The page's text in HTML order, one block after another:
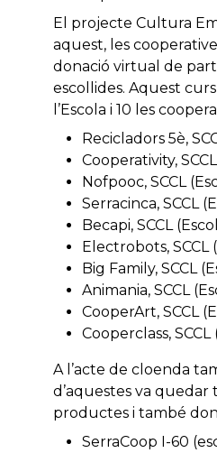
El projecte Cultura
aquest, les
donació virtual de
escollides. Aquest
l’Escola i 10 les
Recicladors 5è,
Cooperativity,
Nofpooc, SCCL
Serracinca, SCCL
Becapi, SCCL
Electrobots, SCCL
Big Family, SCCL
Animania, SCCL
CooperArt, SCCL
Cooperclass,
A l’acte de cloenda
d’aquestes va
productes i també
SerraCoop I-60